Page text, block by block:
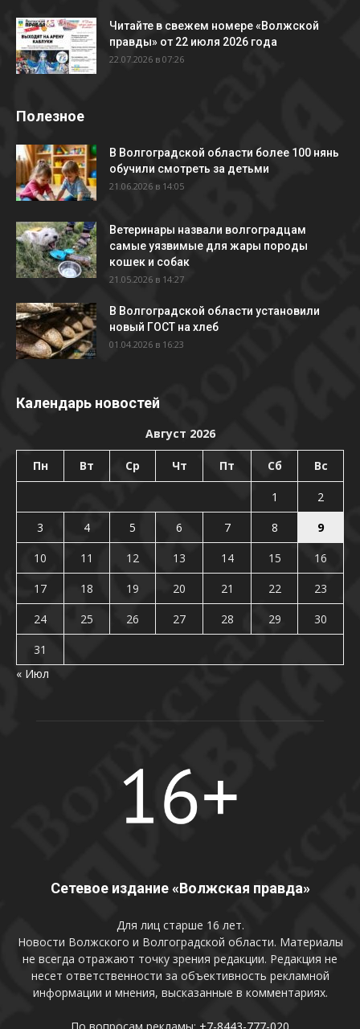
Читайте в свежем номере «Волжской
правды» от 22 июля 2026 года
22.07.2026 в 07:26
Полезное
В Волгоградской области более 100 нянь
обучили смотреть за детьми
21.06.2026 в 14:05
Ветеринары назвали волгоградцам
самые уязвимые для жары породы
кошек и собак
21.05.2026 в 14:27
В Волгоградской области установили
новый ГОСТ на хлеб
01.04.2026 в 16:23
Календарь новостей
Август 2026
Пн Вт Ср Чт Пт Сб Вс
1
2
3
4 5 6 7 8
9
10
11 12 13 14 15
16
17
18 19 20 21 22
23
24
25 26 27 28 29
30
31
« Июл
Сетевое издание «Волжская правда»
Для лиц старше 16 лет.
Новости Волжского и Волгоградской области. Материалы
не всегда отражают точку зрения редакции. Редакция не
несет ответственности за объективность рекламной
информации и мнения, высказанные в комментариях.